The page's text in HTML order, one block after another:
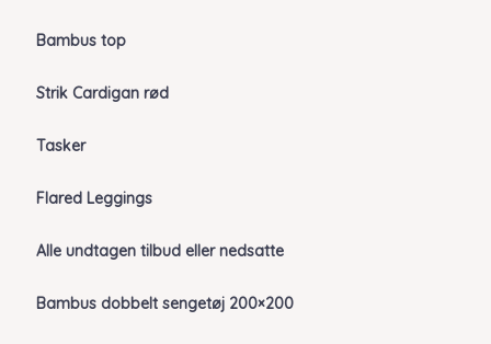
Bambus top
Strik Cardigan rød
Tasker
Flared Leggings
Alle undtagen tilbud eller nedsatte
Bambus dobbelt sengetøj 200×200